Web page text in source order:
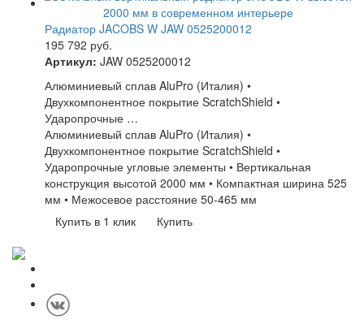
Радиатор JACOBS W JAW 0525200012
195 792 руб.
Артикул: JAW 0525200012
Алюминиевый сплав AluPro (Италия) •
Двухкомпонентное покрытие ScratchShield •
Ударопрочные …
Алюминиевый сплав AluPro (Италия) •
Двухкомпонентное покрытие ScratchShield •
Ударопрочные угловые элементы • Вертикальная
конструкция высотой 2000 мм • Компактная ширина 525
мм • Межосевое расстояние 50-465 мм
Купить в 1 клик
Купить